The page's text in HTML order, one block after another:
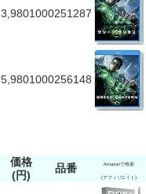
3,9801000251287
5,9801000256148
価格
(円)
品番 Amazonで検索
(アフィリエイト)